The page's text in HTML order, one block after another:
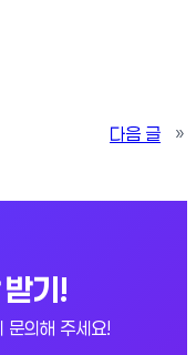
다음 글
»
기!
문의해 주세요!